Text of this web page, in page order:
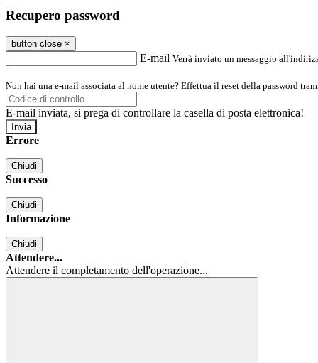
Recupero password
button close ×
E-mail Verrà inviato un messaggio
Non hai una e-mail associata al nome utente? Effettua il reset della password
E-mail inviata, si prega di controllare la casella di posta elettronica!
Errore
Chiudi
Successo
Chiudi
Informazione
Chiudi
Attendere...
Attendere il completamento dell'operazione...